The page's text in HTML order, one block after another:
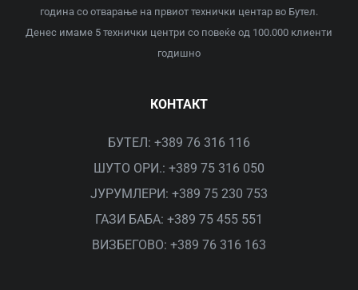
година со отварање на првиот технички центар во Бутел.
Денес имаме 5 технички центри со повеќе од 100.000 клиенти
годишно
КОНТАКТ
БУТЕЛ: +389 76 316 116
ШУТО ОРИ.: +389 75 316 050
ЈУРУМЛЕРИ: +389 75 230 753
ГАЗИ БАБА: +389 75 455 551
ВИЗБЕГОВО: +389 76 316 163